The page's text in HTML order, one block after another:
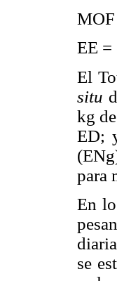
MOF
EE =
El
situ
kg
ED;
para
En
se